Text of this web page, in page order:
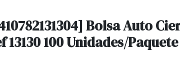
Bolsa Auto
13130 100 Unidades/Paquete